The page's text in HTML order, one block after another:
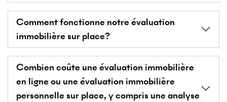
Comment fonctionne notre évaluation
immobilière sur place?
Combien coûte une évaluation immobilière
en ligne ou une évaluation immobilière
personnelle sur place, y compris une analyse